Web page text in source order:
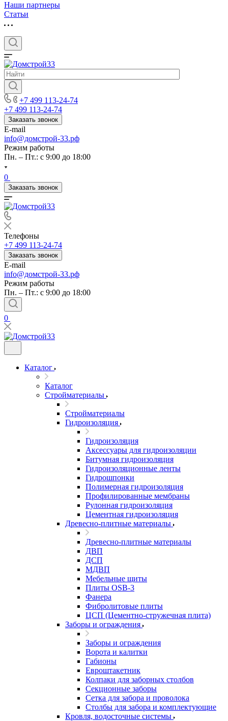
Наши партнеры
Статьи
+7 499 113-24-74
+7 499 113-24-74
Заказать звонок
E-mail
info@домстрой-33.рф
Режим работы
Пн. – Пт.: с 9:00 до 18:00
0
Заказать звонок
Телефоны
+7 499 113-24-74
Заказать звонок
E-mail
info@домстрой-33.рф
Режим работы
Пн. – Пт.: с 9:00 до 18:00
0
Каталог
Каталог
Стройматериалы
Стройматериалы
Гидроизоляция
Гидроизоляция
Аксессуары для гидроизоляции
Битумная гидроизоляция
Гидроизоляционные ленты
Гидрошпонки
Полимерная гидроизоляция
Профилированные мембраны
Рулонная гидроизоляция
Цементная гидроизоляция
Древесно-плитные материалы
Древесно-плитные материалы
ДВП
ДСП
МДВП
Мебельные щиты
Плиты OSB-3
Фанера
Фибролитовые плиты
ЦСП (Цементно-стружечная плита)
Заборы и ограждения
Заборы и ограждения
Ворота и калитки
Габионы
Евроштакетник
Колпаки для заборных столбов
Секционные заборы
Сетка для забора и проволока
Столбы для забора и комплектующие
Кровля, водосточные системы